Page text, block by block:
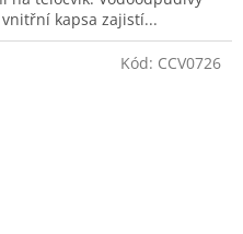
kapsa zajistí...
Kód: CCV0726